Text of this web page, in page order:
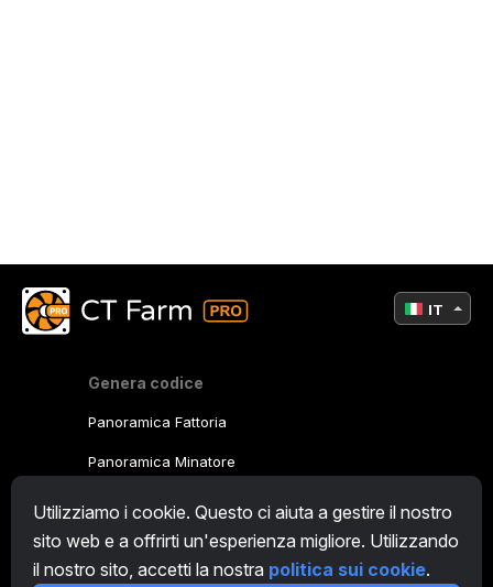
Utilizziamo i cookie. Questo ci aiuta a gestire il nostro
sito web e a offrirti un'esperienza migliore. Utilizzando
il nostro sito, accetti la nostra politica sui cookie.
Genera codice
Panoramica Fattoria
Panoramica Minatore
CryptoTab
Programma Affiliato
IT